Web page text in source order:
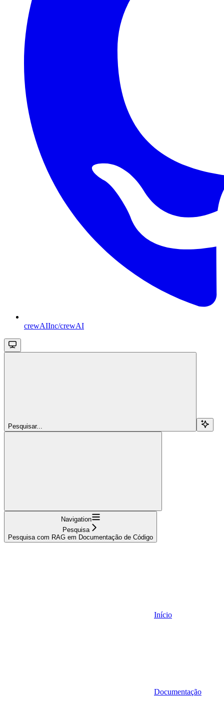
crewAIInc/crewAI
Pesquisar...
Navigation
Pesquisa
Pesquisa com RAG em Documentação de Código
Início
Documentação